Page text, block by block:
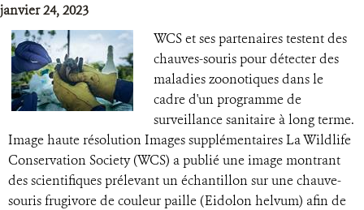
janvier 24, 2023
WCS et ses partenaires testent des
chauves-souris pour détecter des
maladies zoonotiques dans le
cadre d'un programme de
surveillance sanitaire à long terme.
Image haute résolution Images supplémentaires La Wildlife
Conservation Society (WCS) a publié une image montrant
des scientifiques prélevant un échantillon sur une chauve-
souris frugivore de couleur paille (Eidolon helvum) afin de